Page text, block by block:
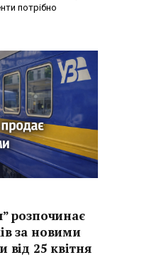
потрібно
розпочинає
за новими
від 25 квітня